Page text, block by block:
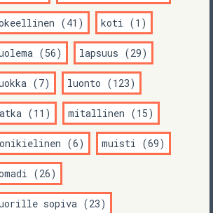
(41) koti (1)
(56) lapsuus (29)
(7) luonto (123)
(11) mitallinen (15)
(6) muisti (69)
(26)
sopiva (23)